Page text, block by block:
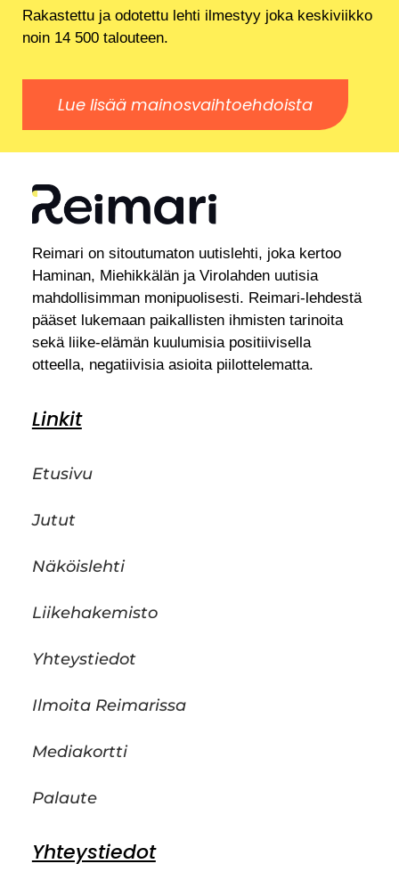
Rakastettu ja odotettu lehti ilmestyy joka keskiviikko
noin 14 500 talouteen.
Lue lisää mainosvaihtoehdoista
Reimari on sitoutumaton uutislehti, joka kertoo
Haminan, Miehikkälän ja Virolahden uutisia
mahdollisimman monipuolisesti. Reimari-lehdestä
pääset lukemaan paikallisten ihmisten tarinoita
sekä liike-elämän kuulumisia positiivisella
otteella, negatiivisia asioita piilottelematta.
Linkit
Etusivu
Jutut
Näköislehti
Liikehakemisto
Yhteystiedot
Ilmoita Reimarissa
Mediakortti
Palaute
Yhteystiedot